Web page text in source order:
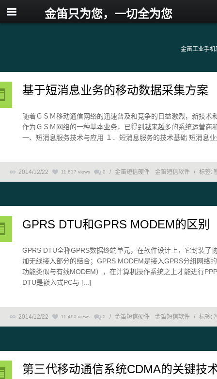
金笛工业手机
金笛只为您，一切全为您
基于短消息业务的移动数据采集方案
随着ＧＳＭ移动通信网络的迅速普及和竞争的日益激烈，新技
作为ＧＳＭ网络的一种基本业务，已得到越来越多的系统运营
一、短消息服务技术与应用 １．短消息服务的技术基础 短消息
2014/12/22 11,817 views 0 / 金笛短信硬件 金笛短信软件 / 标签:
GPRS DTU和GPRS MODEM的区别
GPRS DTU全称GPRS数据终端单元，在软件设计上，它封装
加无线接入部分的结合；GPRS MODEM是接入GPRS分组网络
功能类似与有线MODEM），在计算机操作系统之上才能进行
DTU是嵌入式PC与 [...]
2014/12/22 11,490 views 0 / 金笛短信硬件 金笛短信软件 / 标签:
第三代移动通信系统CDMA的关键技